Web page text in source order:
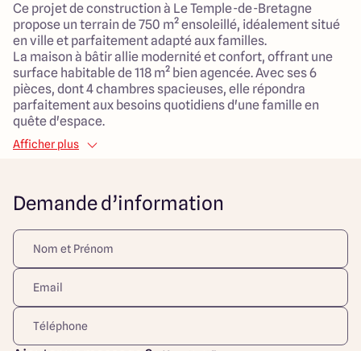
Ce projet de construction à Le Temple-de-Bretagne
propose un terrain de 750 m² ensoleillé, idéalement situé
en ville et parfaitement adapté aux familles.
La maison à bâtir allie modernité et confort, offrant une
surface habitable de 118 m² bien agencée. Avec ses 6
pièces, dont 4 chambres spacieuses, elle répondra
parfaitement aux besoins quotidiens d'une famille en
quête d'espace.
Le vaste salon de 52 m², lumineux et accueillant, sera le
garage attenant pour un accès pratique et sécurisé.
La proximité avec les commodités en ville facilite le
quotidien, vous permettant de profiter d'une vie de
quartier dynamique tout en bénéficiant d'un cadre de vie
paisible.
Ce projet représente une belle opportunité
d'investissement pour des familles cherchant à allier
confort, espace, et accessibilité au cœur d'un cadre
Afficher plus
Demande d’information